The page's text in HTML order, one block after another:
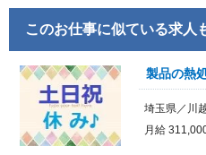
このお仕事に似ている求人
製品の熱
埼玉県／川
月給